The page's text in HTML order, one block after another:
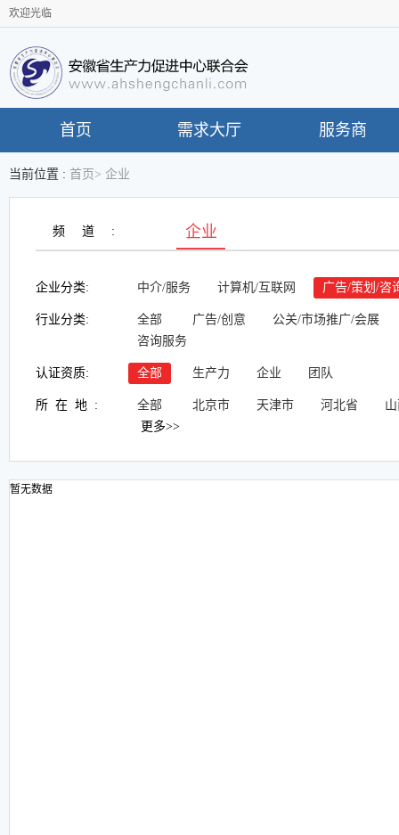
欢迎光临
首页 需求大厅 服务商
当前位置 : 首页 > 企业
频道: 企业
企业分类: 中介/服务 计算机/互联网 广告/策划/咨
行业分类: 全部 广告/创意
公关/市场推广/会展
咨询服务
认证资质: 全部 生产力 企业 团队
所在地: 全部 北京市 天津市 河北省
更多>>
暂无数据